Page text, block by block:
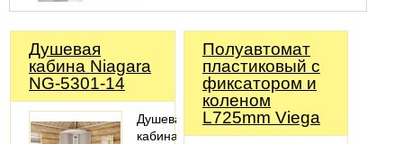
Душевая
кабина Niagara
NG-5301-14
Душевая
кабина
Полуавтомат
пластиковый с
фиксатором и
коленом
L725mm Viega